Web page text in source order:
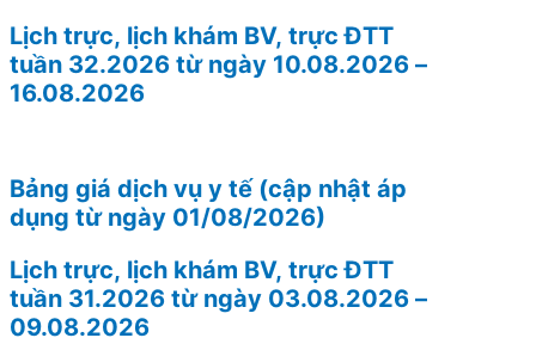
Lịch trực, lịch khám BV, trực ĐTT
tuần 32.2026 từ ngày 10.08.2026 –
16.08.2026
Bảng giá dịch vụ y tế (cập nhật áp
dụng từ ngày 01/08/2026)
Lịch trực, lịch khám BV, trực ĐTT
tuần 31.2026 từ ngày 03.08.2026 –
09.08.2026